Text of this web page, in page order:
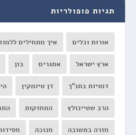
תגיות פופולריות
אורות וכלים איך מתחילים
ארץ ישראל אתגרים בון
דמויות בתנ"ך דן טיומקין
הרב שטיינזלץ התחזקות
חזרה בתשובה חנוכה